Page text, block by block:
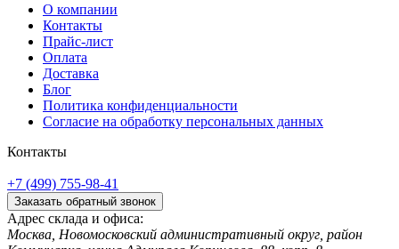
О компании
Контакты
Прайс-лист
Оплата
Доставка
Блог
Политика конфиденциальности
Согласие на обработку персональных данных
Контакты
+7 (499) 755-98-41
Заказать обратный звонок
Адрес склада и офиса:
Москва, Новомосковский административный округ, район